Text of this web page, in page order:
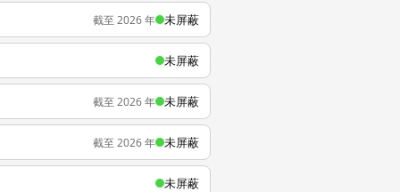
截至 2026 年 未屏蔽
未屏蔽
截至 2026 年 未屏蔽
截至 2026 年 未屏蔽
未屏蔽